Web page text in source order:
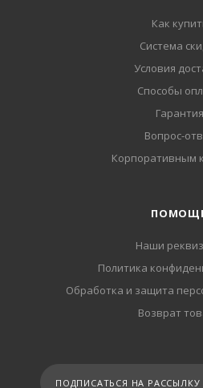
Как
Система
Условия
Способы
Гарантия
Вопрос-
Корпоративным
Наши
Политика
Обработка и защита
Возврат
ПОДПИСАТЬСЯ НА РАССЫЛКУ